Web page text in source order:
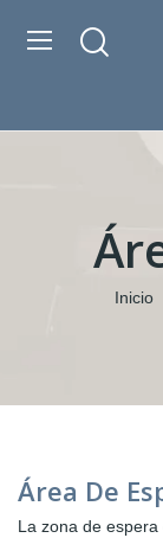
Inicio
Área De
La zona de